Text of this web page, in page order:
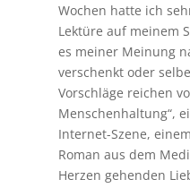
Wochen hatte ich
Lektüre auf meinem
es meiner Meinung
verschenkt oder
Vorschläge reichen
Menschenhaltung“,
Internet-Szene,
Roman aus dem
Herzen gehenden